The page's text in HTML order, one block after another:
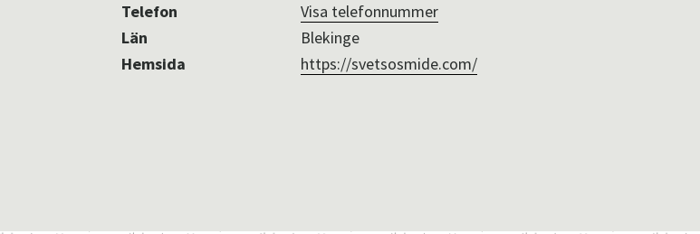
Telefon
Visa telefonnummer
Län
Blekinge
Hemsida
https://svetsosmide.com/